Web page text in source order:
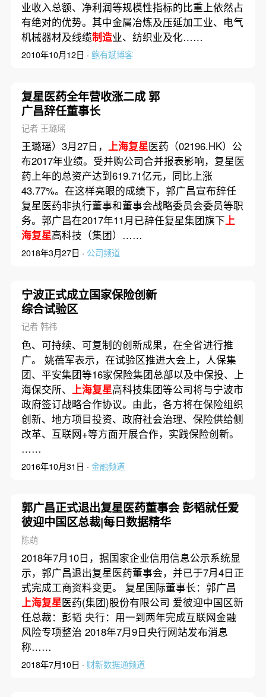
业收入总额、净利润等规模性指标的比重上依然占
有绝对的优势。其中金属冶炼及压延加工业、电气
机械器材及线缆制造业、纺织业及化……
2010年10月12日 · 鲍有斌博客
复星医药全年营收涨二成 郭
广昌辞任董事长
记者 王璐瑶
王璐瑶）3月27日， 上海复星医药（02196.HK）公
布2017年业绩。受并购公司合并报表影响，复星医
药上年的总资产达到619.71亿元，同比上涨
43.77%。在这样亮眼的成绩下，郭广昌宣布辞任
复星医药非执行董事和董事会战略委员会委员等职
务。郭广昌在2017年11月已辞任复星集团旗下上
海复星高科技（集团）……
2018年3月27日 · 公司频道
宁波正式成立国家保险创新
综合试验区
记者 韩祎
色、可持续、可复制的创新成果，在全省进行推
广。 姚蓓军表示，在试验区推进大会上，人保集
团、平安集团等16家保险集团总部以及中保投、上
海保交所、
上海复星高科技集团等公司将与宁波市
政府签订战略合作协议。由此，各方将在保险组织
创新、地方项目投资、政府社会治理、保险供给侧
改革、互联网+等方面开展合作，实践保险创新。
……
2016年10月31日 · 金融频道
郭广昌正式退出复星医药董事会 彭韬就任爱
彼迎中国区总裁|每日数据精华
陈萌
2018年7月10日，据国家企业信用信息公示系统显
示，郭广昌退出复星医药董事会，并已于7月4日正
式完成工商资料变更。 复星国际董事长：郭广昌
上海复星医药(集团)股份有限公司 爱彼迎中国区新
任总裁：彭韬 央行：用一到两年完成互联网金融
风险专项整治 2018年7月9日央行网站发布消息
称……
2018年7月10日 · 财新数据通频道